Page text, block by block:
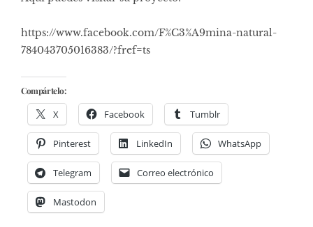
https://www.facebook.com/F%C3%A9mina-natural-
784043705016383/?fref=ts
Compártelo:
X Facebook Tumblr
Pinterest LinkedIn WhatsApp
Telegram Correo electrónico
Mastodon